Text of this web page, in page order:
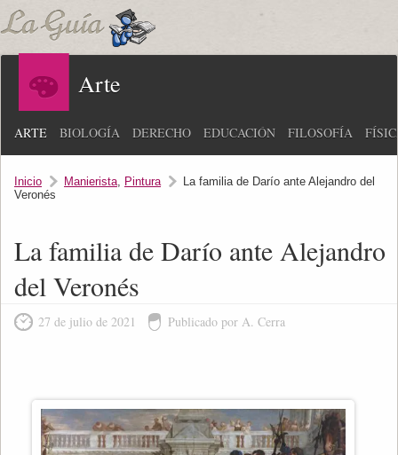
Arte
ARTE BIOLOGÍA DERECHO EDUCACIÓN FILOSOFÍA
Inicio Manierista, Pintura
La familia de Darío ante Alejandro del
Veronés
La familia de Darío ante Alejandro
del Veronés
27 de julio de 2021 Publicado por A. Cerra